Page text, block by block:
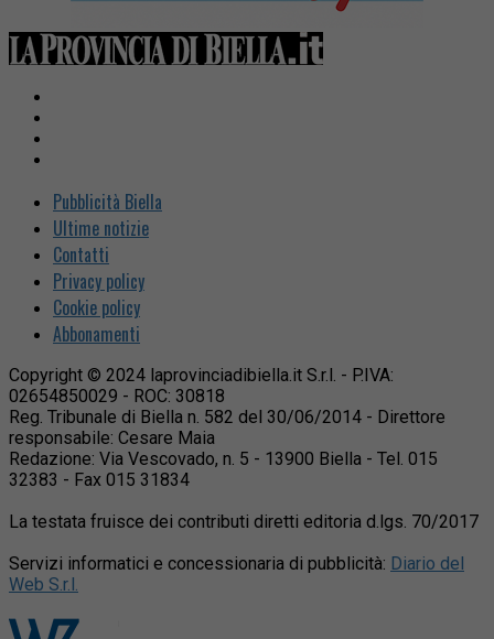
Pubblicità Biella
Ultime notizie
Contatti
Privacy policy
Cookie policy
Abbonamenti
Copyright © 2024 laprovinciadibiella.it S.r.l. - P.IVA:
02654850029 - ROC: 30818
Reg. Tribunale di Biella n. 582 del 30/06/2014 - Direttore
responsabile: Cesare Maia
Redazione: Via Vescovado, n. 5 - 13900 Biella - Tel. 015
32383 - Fax 015 31834
La testata fruisce dei contributi diretti editoria d.lgs. 70/2017
Servizi informatici e concessionaria di pubblicità: Diario del
Web S.r.l.